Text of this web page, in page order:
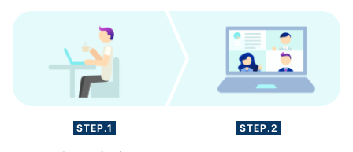
STEP.1 STEP.2